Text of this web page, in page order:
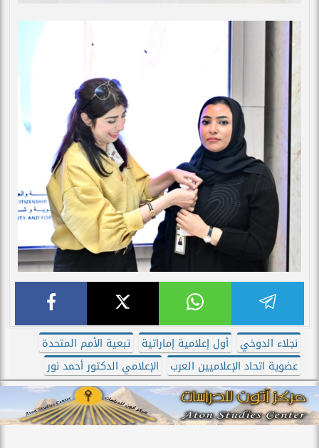
نجلاء الدوخي أول إعلامية إماراتية
تبعية الأمم المتحدة
عضوية اتحاد الإعلاميين العرب
الإعلامي الدكتور أحمد نور